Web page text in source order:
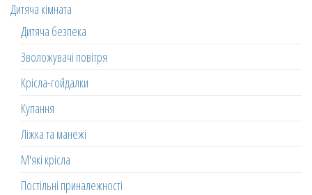
Дитяча кімната
Дитяча безпека
Зволожувачі повітря
Крісла-гойдалки
Купання
Ліжка та манежі
М'які крісла
Постільні приналежності